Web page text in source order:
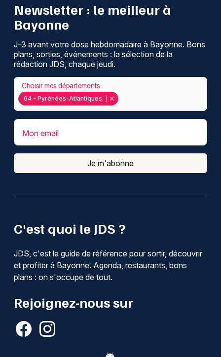
C'est quoi le JDS ?
JDS, c'est le guide de référence pour sortir, découvrir
et profiter à Bayonne. Agenda, restaurants, bons
plans : on s'occupe de tout.
Rejoignez-nous sur
Newsletter : le meilleur à
Bayonne
J-3 avant votre dose hebdomadaire à Bayonne. Bons
plans, sorties, événements : la sélection de la
rédaction JDS, chaque jeudi.
64 - Pyrénées-Atlantiques
Choisir mes départements
Mon email
Je m'abonne